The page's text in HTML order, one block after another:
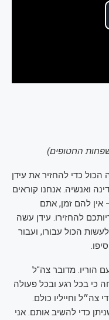
החטופים)
כדי להחזיר את עידן
ואנשיה. אנחנו קוראים
להם זמן, אתם
להחזירו. עידן עשה
הכול עבורו, ועבור
הוריו. מדובר צה"ל
כי בכל רגע ובכל פעולה
צה״ל וחייליו כולם.
כדי להשיב אותם. אני